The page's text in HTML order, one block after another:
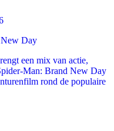
Day
een mix van actie,
Man: Brand New Day
rond de populaire